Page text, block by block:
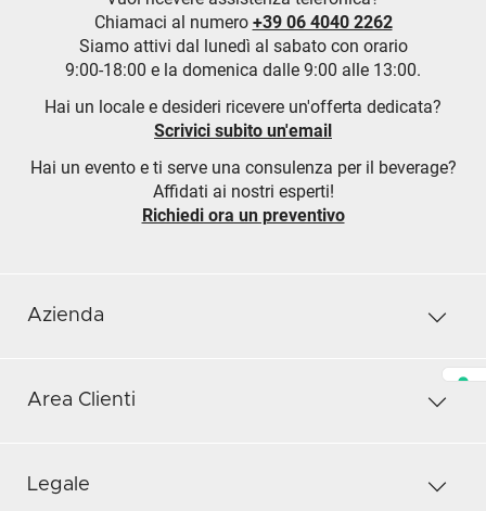
Chiamaci al numero +39 06 4040 2262
Siamo attivi dal lunedì al sabato con orario
9:00-18:00 e la domenica dalle 9:00 alle 13:00.
Hai un locale e desideri ricevere un'offerta dedicata?
Scrivici subito un'email
Hai un evento e ti serve una consulenza per il beverage?
Affidati ai nostri esperti!
Richiedi ora un preventivo
Azienda
Area Clienti
Legale